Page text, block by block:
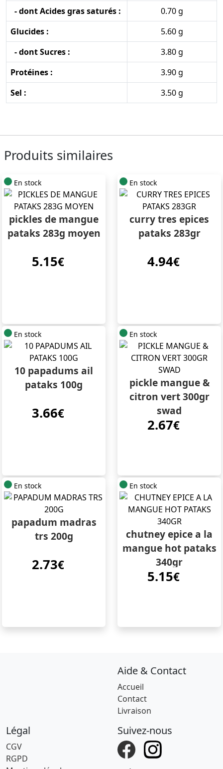
- dont Acides gras saturés :
0.70 g
Glucides :
5.60 g
- dont Sucres :
3.80 g
Protéines :
3.90 g
Sel :
3.50 g
Produits similaires
En stock
pickles de mangue
pataks 283g moyen
5.15€
En stock
curry tres epices
pataks 283gr
4.94€
En stock
10 papadums ail
pataks 100g
3.66€
En stock
pickle mangue &
citron vert 300gr
swad
2.67€
En stock
papadum madras
trs 200g
2.73€
En stock
chutney epice a la
mangue hot pataks
340gr
5.15€
Aide & Contact
Accueil
Contact
Livraison
Légal
CGV
RGPD
Suivez-nous